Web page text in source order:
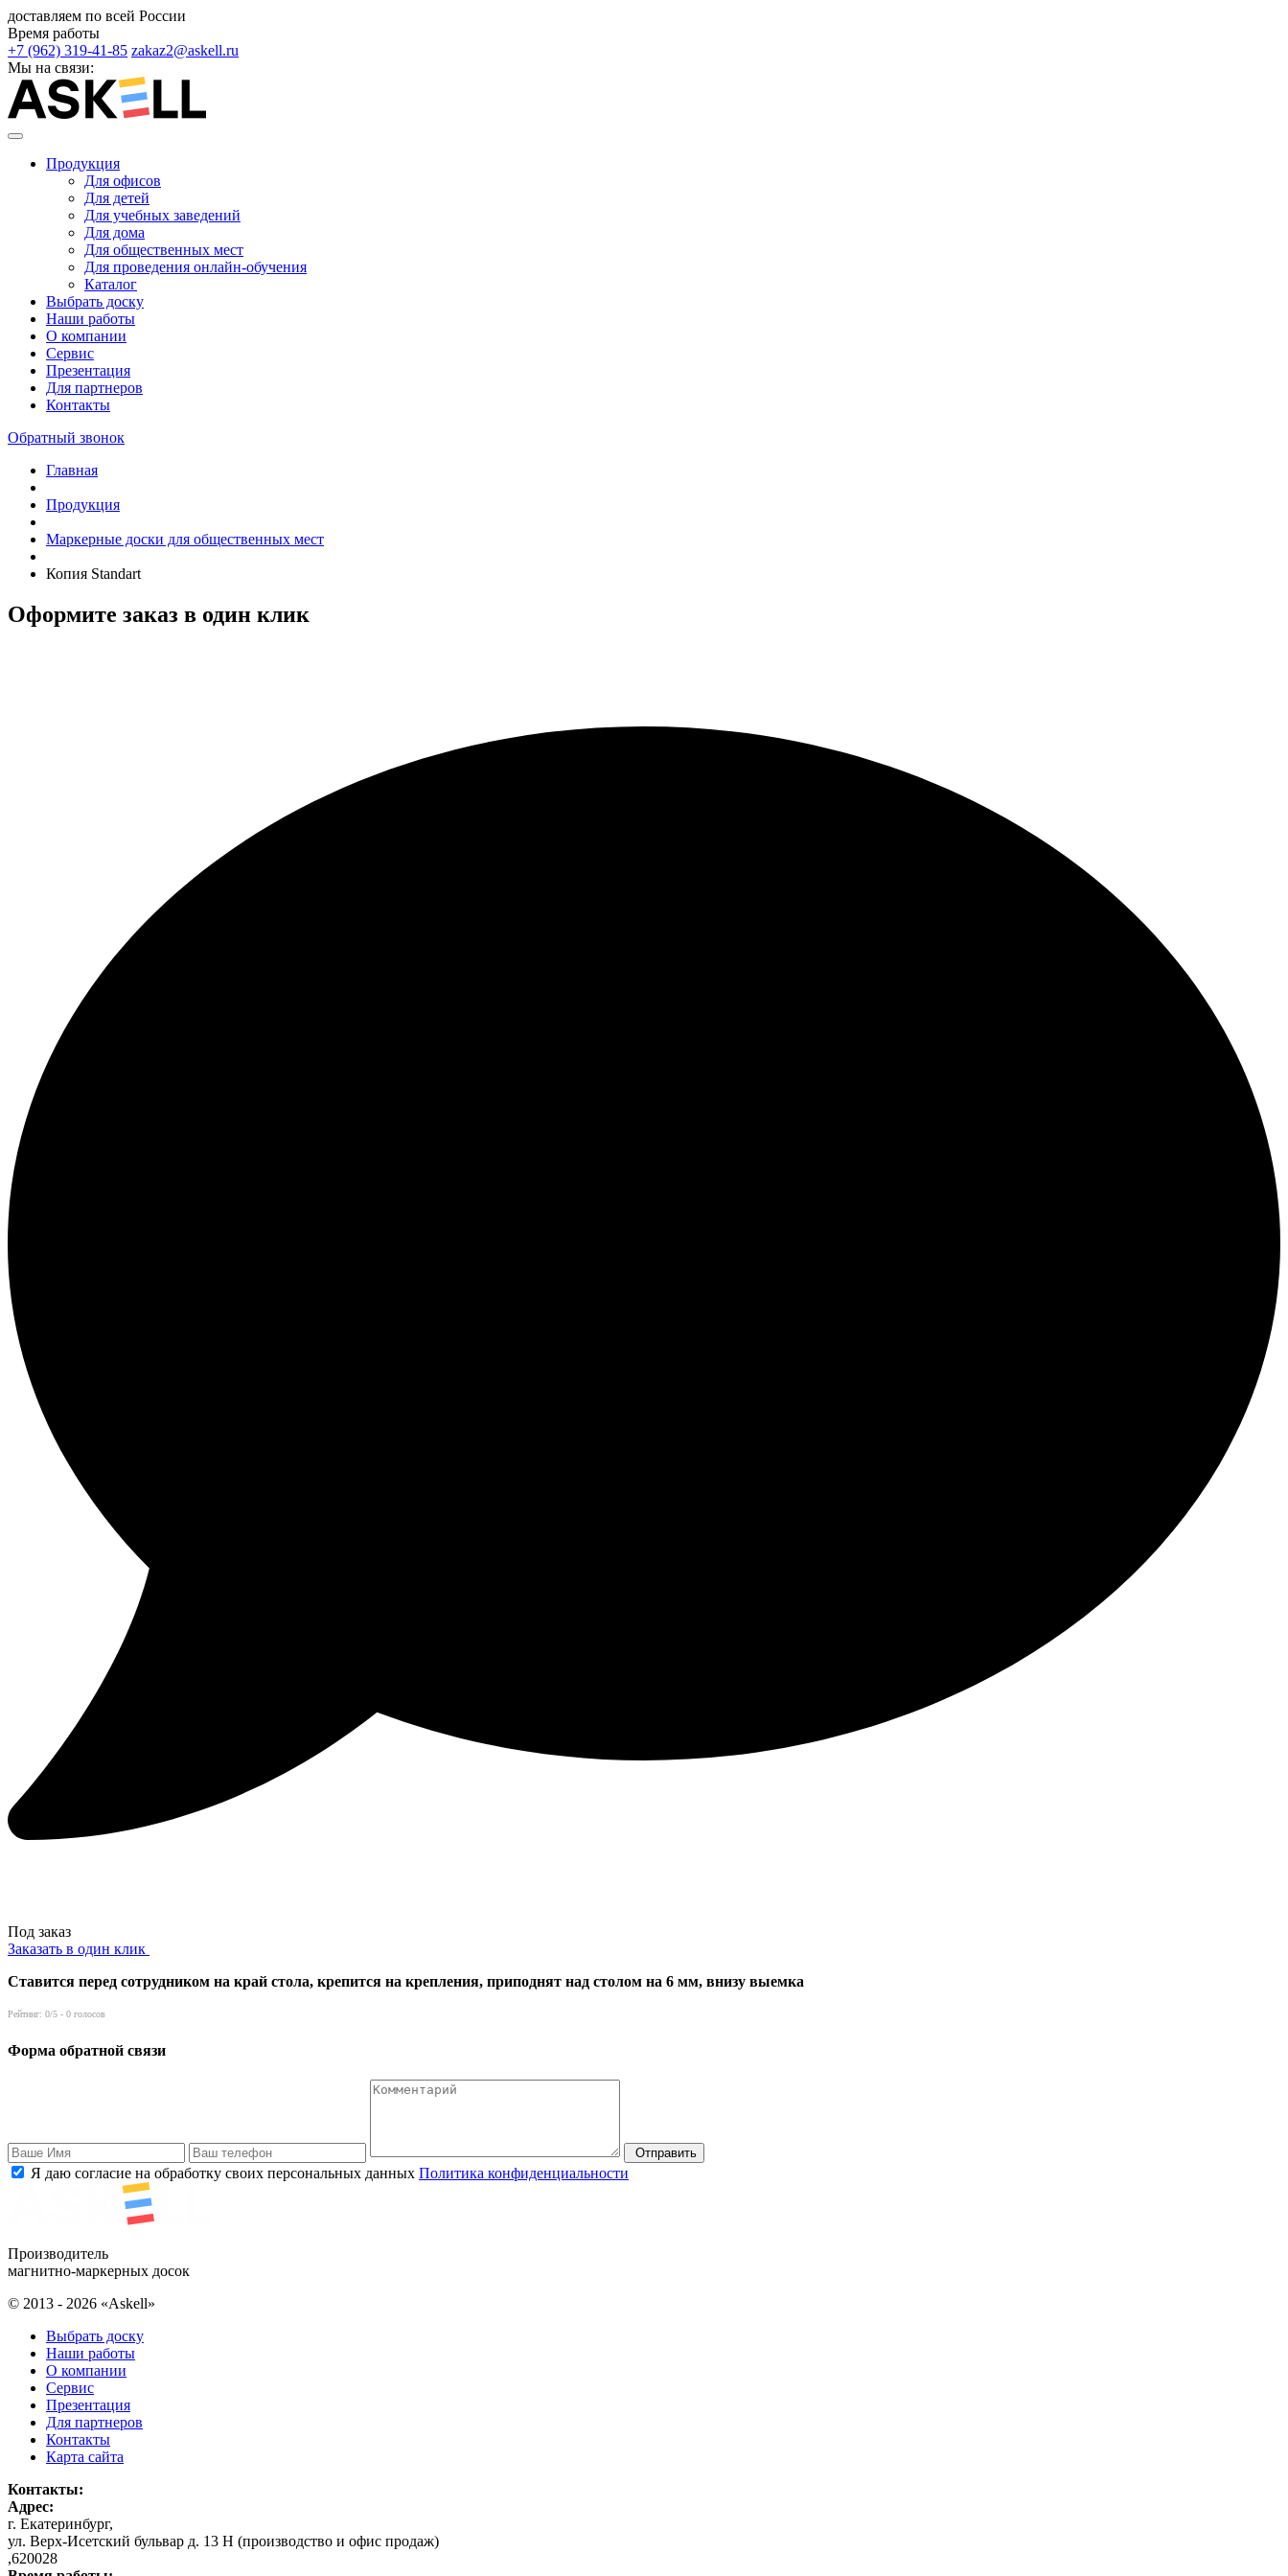
доставляем по всей России
Время работы
+7 (962) 319-41-85 zakaz2@askell.ru
Мы на связи:
Продукция
Для офисов
Для детей
Для учебных заведений
Для дома
Для общественных мест
Для проведения онлайн-обучения
Каталог
Выбрать доску
Наши работы
О компании
Сервис
Презентация
Для партнеров
Контакты
Обратный звонок
Главная
Продукция
Маркерные доски для общественных мест
Копия Standart
Оформите заказ в один клик
Под заказ
Заказать в один клик
Ставится перед сотрудником на край стола, крепится на крепления, приподнят над столом на 6 мм, внизу выемка
Рейтинг: 0/5 - 0 голосов
Форма обратной связи
Отправить
Я даю согласие на обработку своих персональных данных Политика конфиденциальности
Производитель
магнитно-маркерных досок
© 2013 - 2026 «Askell»
Выбрать доску
Наши работы
О компании
Сервис
Презентация
Для партнеров
Контакты
Карта сайта
Контакты:
Адрес:
г. Екатеринбург,
ул. Верх-Исетский бульвар д. 13 Н (производство и офис продаж)
,620028